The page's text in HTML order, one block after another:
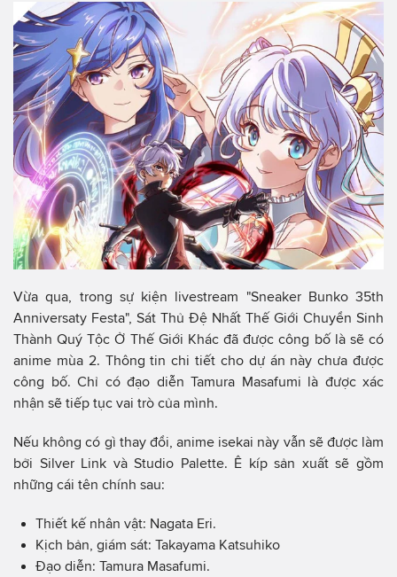
Vừa qua, trong sự kiện livestream "Sneaker Bunko 35th
Anniversaty Festa", Sát Thủ Đệ Nhất Thế Giới Chuyển Sinh
Thành Quý Tộc Ở Thế Giới Khác đã được công bố là sẽ có
anime mùa 2. Thông tin chi tiết cho dự án này chưa được
công bố. Chỉ có đạo diễn Tamura Masafumi là được xác
nhận sẽ tiếp tục vai trò của mình.
Nếu không có gì thay đổi, anime isekai này vẫn sẽ được làm
bởi Silver Link và Studio Palette. Ê kíp sản xuất sẽ gồm
những cái tên chính sau:
Thiết kế nhân vật: Nagata Eri.
Kịch bản, giám sát: Takayama Katsuhiko
Đạo diễn: Tamura Masafumi.